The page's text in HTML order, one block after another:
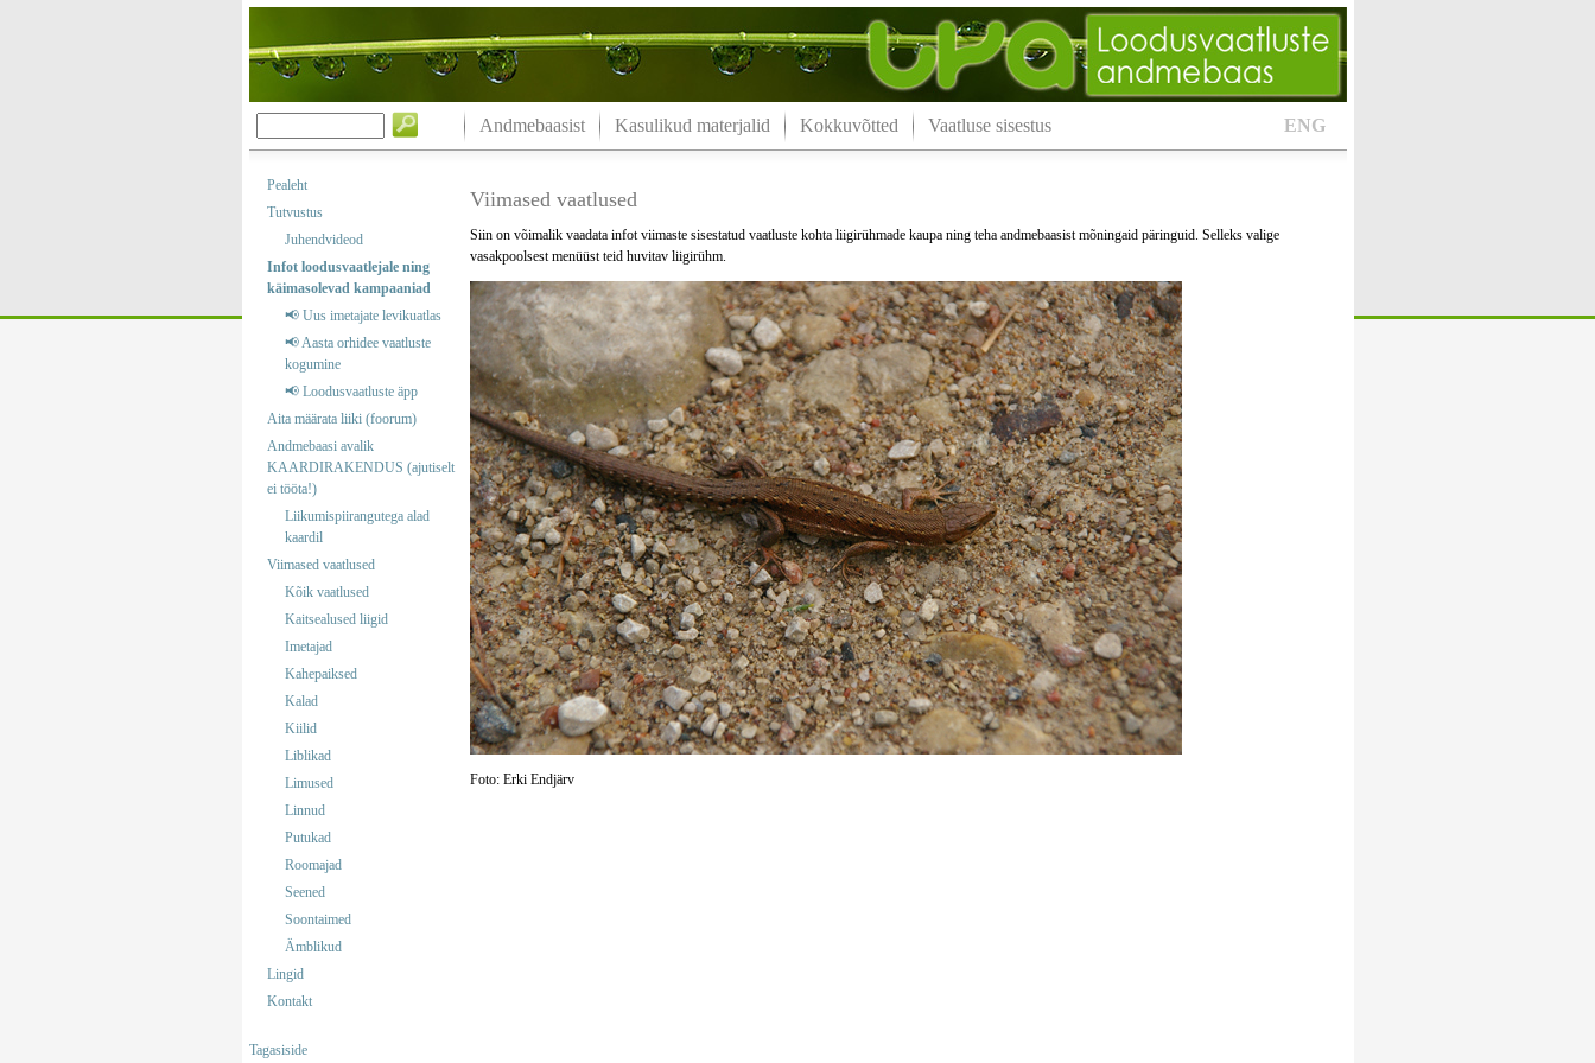
ENG
Andmebaasist Kasulikud materjalid Kokkuvõtted Vaatluse sisestus
Pealeht
Tutvustus
Juhendvideod
Infot loodusvaatlejale ning
käimasolevad kampaaniad
📢 Uus imetajate levikuatlas
📢 Aasta orhidee vaatluste
kogumine
📢 Loodusvaatluste äpp
Aita määrata liiki (foorum)
Andmebaasi avalik
KAARDIRAKENDUS (ajutiselt
ei tööta!)
Liikumispiirangutega alad
kaardil
Viimased vaatlused
Kõik vaatlused
Kaitsealused liigid
Imetajad
Kahepaiksed
Kalad
Kiilid
Liblikad
Limused
Linnud
Putukad
Roomajad
Seened
Soontaimed
Ämblikud
Lingid
Kontakt
Tagasiside
Viimased vaatlused
Siin on võimalik vaadata infot viimaste sisestatud vaatluste kohta liigirühmade kaupa ning teha andmebaasist mõningaid päringuid. Selleks valige
vasakpoolsest menüüst teid huvitav liigirühm.
Foto: Erki Endjärv